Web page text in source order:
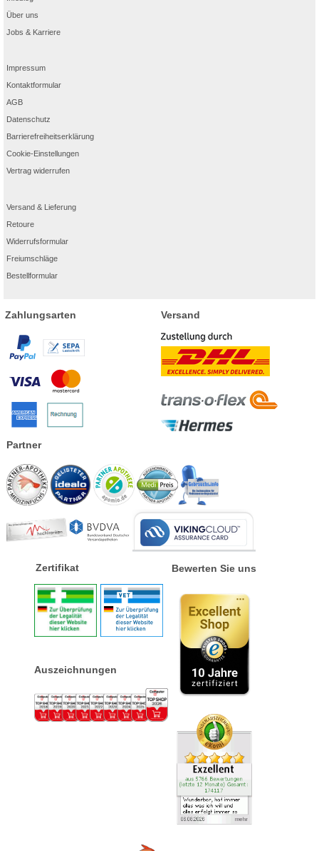
Über uns
Jobs & Karriere
Impressum
Kontaktformular
AGB
Datenschutz
Barrierefreiheitserklärung
Cookie-Einstellungen
Vertrag widerrufen
Versand & Lieferung
Retoure
Widerrufsformular
Freiumschläge
Bestellformular
Zahlungsarten Versand
Partner
Zertifikat
Auszeichnungen
Bewerten Sie uns